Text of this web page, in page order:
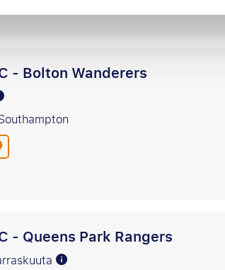
- Bolton Wanderers
- Queens Park Rangers